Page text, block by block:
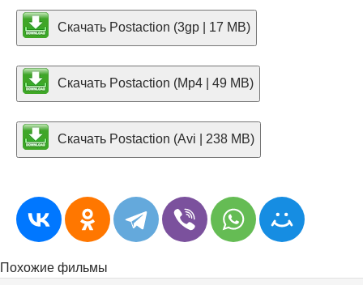
Скачать Postaction (3gp | 17 MB)
Скачать Postaction (Mp4 | 49 MB)
Скачать Postaction (Avi | 238 MB)
Похожие фильмы